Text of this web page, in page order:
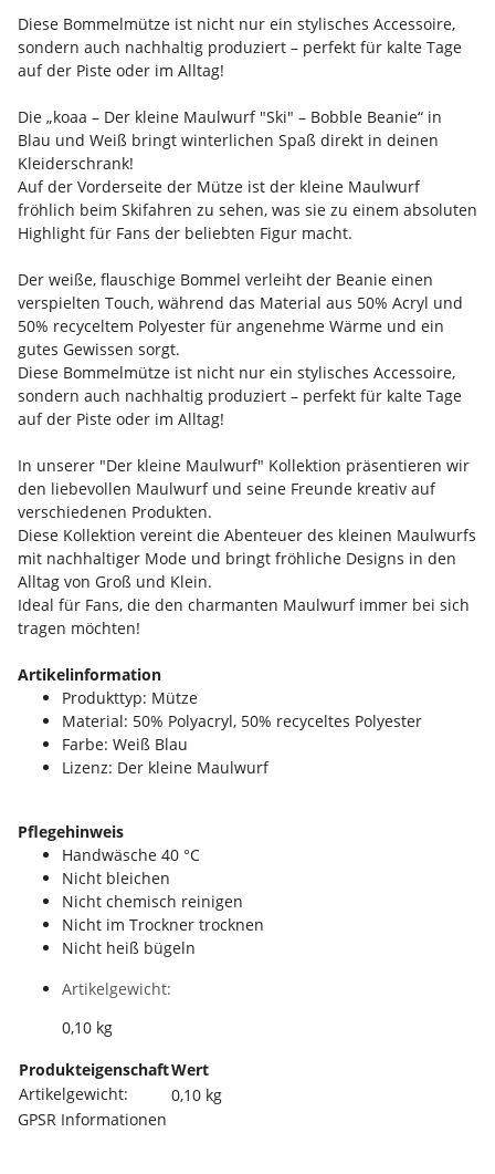
Diese Bommelmütze ist nicht nur ein stylisches Accessoire,
sondern auch nachhaltig produziert – perfekt für kalte Tage
auf der Piste oder im Alltag!
Die „koaa – Der kleine Maulwurf "Ski" – Bobble Beanie“ in
Blau und Weiß bringt winterlichen Spaß direkt in deinen
Kleiderschrank!
Auf der Vorderseite der Mütze ist der kleine Maulwurf
fröhlich beim Skifahren zu sehen, was sie zu einem absoluten
Highlight für Fans der beliebten Figur macht.
Der weiße, flauschige Bommel verleiht der Beanie einen
verspielten Touch, während das Material aus 50% Acryl und
50% recyceltem Polyester für angenehme Wärme und ein
gutes Gewissen sorgt.
Diese Bommelmütze ist nicht nur ein stylisches Accessoire,
sondern auch nachhaltig produziert – perfekt für kalte Tage
auf der Piste oder im Alltag!
In unserer "Der kleine Maulwurf" Kollektion präsentieren wir
den liebevollen Maulwurf und seine Freunde kreativ auf
verschiedenen Produkten.
Diese Kollektion vereint die Abenteuer des kleinen Maulwurfs
mit nachhaltiger Mode und bringt fröhliche Designs in den
Alltag von Groß und Klein.
Ideal für Fans, die den charmanten Maulwurf immer bei sich
tragen möchten!
Artikelinformation
Produkttyp: Mütze
Material: 50% Polyacryl, 50% recyceltes Polyester
Farbe: Weiß Blau
Lizenz: Der kleine Maulwurf
Pflegehinweis
Handwäsche 40 °C
Nicht bleichen
Nicht chemisch reinigen
Nicht im Trockner trocknen
Nicht heiß bügeln
Artikelgewicht:
0,10 kg
ProdukteigenschaftWert
Artikelgewicht:
0,10 kg
GPSR Informationen